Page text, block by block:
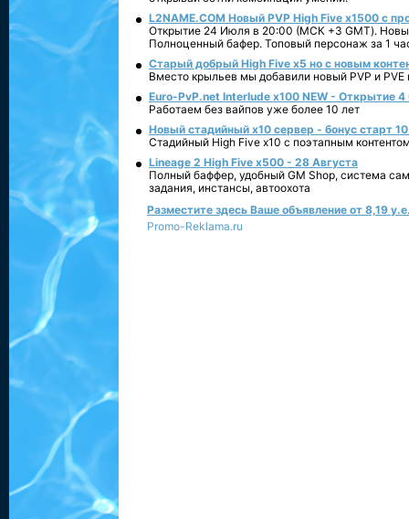
L2NAME.COM Новый PVP High Five x1500 с
Открытие 24 Июля в 20:00 (МСК +3 GMT).
Полноценный бафер. Топовый персонаж за 1
Старый добрый High Five x5 но с новым
Вместо крыльев мы добавили новый PVP и PVE
Euro-PvP.net Interlude х100 NEW - Открытие 4
Работаем без вайпов уже более 10 лет
Новый стадийный х10 сервер - бонус старт
Стадийный High Five x10 с поэтапным
Lineage 2 High Five x500 - 28 Августа
Полный баффер, удобный GM Shop, система
задания, инстансы, автоохота
Разместите здесь Ваше объявление от 8,19
Promo-Reklama.ru